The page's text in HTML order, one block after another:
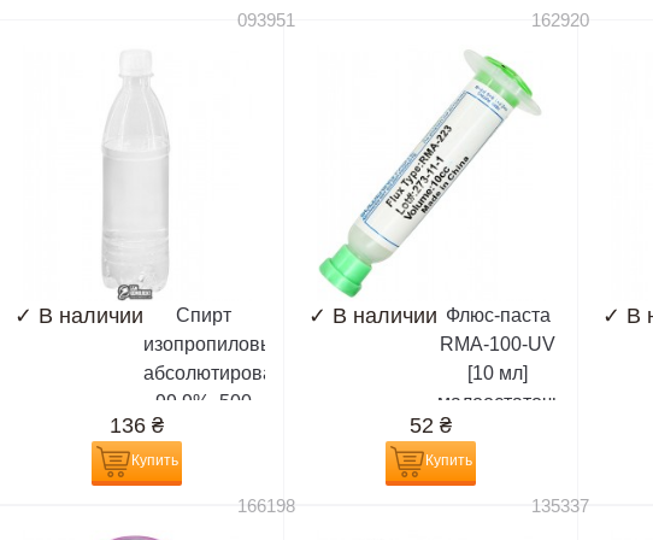
093951
✓ В наличии
Спирт
изопропиловый,
абсолютированный
99,9%, 500
(химически
чистый)
136 ₴
Купить
162920
✓ В наличии Флюс-паста
RMA-100-UV
[10 мл]
малоостаточная,
разновидность
RMA-223
52 ₴
Купить
✓ В
166198 135337